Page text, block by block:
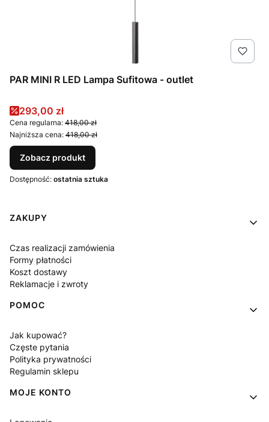
PAR MINI R LED Lampa Sufitowa - outlet
Cena promocyjna
293,00 zł
Cena regularna: 418,00 zł
Najniższa cena: 418,00 zł
Zobacz produkt
Dostępność: ostatnia sztuka
Linki w stopce
ZAKUPY
Czas realizacji zamówienia
Formy płatności
Koszt dostawy
Reklamacje i zwroty
POMOC
Jak kupować?
Częste pytania
Polityka prywatności
Regulamin sklepu
MOJE KONTO